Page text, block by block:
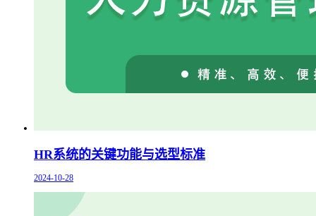
HR系统的关键功能与选型标准
2024-10-28